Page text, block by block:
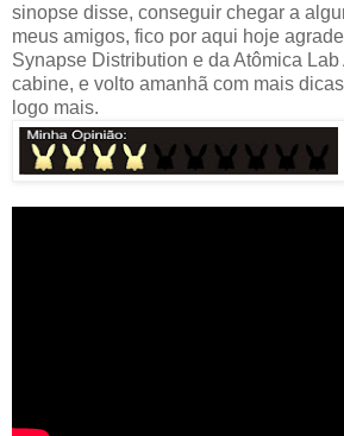
sinopse disse, conseguir chegar a
meus amigos, fico por aqui hoje
Synapse Distribution e da Atômica
cabine, e volto amanhã com mais
logo mais.